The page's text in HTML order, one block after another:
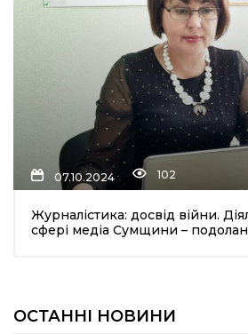
07.10.2024 102
Журналістика: досвід війни.
сфері медіа Сумщини –
ОСТАННІ НОВИНИ